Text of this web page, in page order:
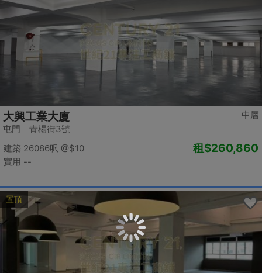
中層
大興工業大廈
屯門 青楊街3號
建築 26086呎 @$10
實用 --
租$260,860
置頂